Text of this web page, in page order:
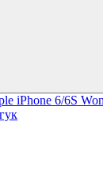
iPhone 6/6S